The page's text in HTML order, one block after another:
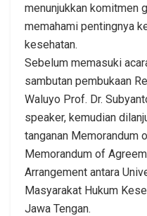
menunjukkan komitmen
memahami pentingnya
kesehatan.
Sebelum memasuki
sambutan pembukaan
Waluyo Prof. Dr.
speaker, kemudian
tanganan Memorandum
Memorandum of
Arrangement antara
Masyarakat Hukum
Jawa Tengan.